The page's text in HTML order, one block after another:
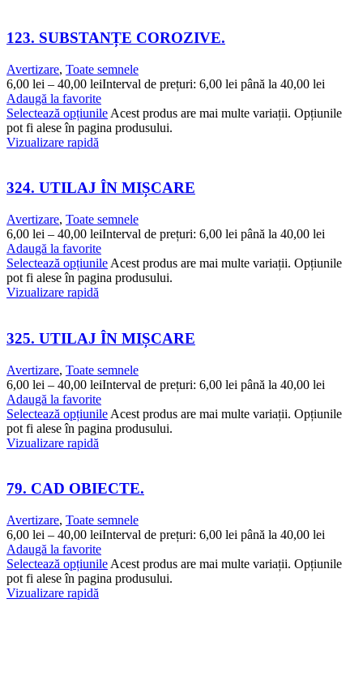
123. SUBSTANȚE COROZIVE.
Avertizare, Toate semnele
6,00 lei – 40,00 leiInterval de prețuri: 6,00 lei până la 40,00 lei
Adaugă la favorite
Selectează opțiunile Acest produs are mai multe variații. Opțiunile
pot fi alese în pagina produsului.
Vizualizare rapidă
324. UTILAJ ÎN MIȘCARE
Avertizare, Toate semnele
6,00 lei – 40,00 leiInterval de prețuri: 6,00 lei până la 40,00 lei
Adaugă la favorite
Selectează opțiunile Acest produs are mai multe variații. Opțiunile
pot fi alese în pagina produsului.
Vizualizare rapidă
325. UTILAJ ÎN MIȘCARE
Avertizare, Toate semnele
6,00 lei – 40,00 leiInterval de prețuri: 6,00 lei până la 40,00 lei
Adaugă la favorite
Selectează opțiunile Acest produs are mai multe variații. Opțiunile
pot fi alese în pagina produsului.
Vizualizare rapidă
79. CAD OBIECTE.
Avertizare, Toate semnele
6,00 lei – 40,00 leiInterval de prețuri: 6,00 lei până la 40,00 lei
Adaugă la favorite
Selectează opțiunile Acest produs are mai multe variații. Opțiunile
pot fi alese în pagina produsului.
Vizualizare rapidă